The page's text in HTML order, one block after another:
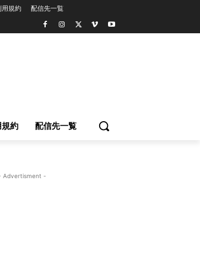
用規約 配信先一覧
約 配信先一覧
Advertisment -